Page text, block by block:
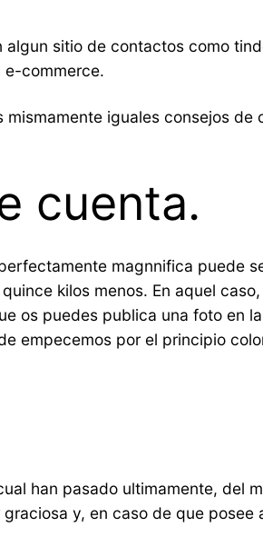
sitio de contactos como
e-commerce.
iguales consejos de
cuenta.
magnnifica puede
kilos menos. En aquel
os puedes publica una foto en
empecemos por el principio
han pasado ultimamente, del
y, en caso de que posee